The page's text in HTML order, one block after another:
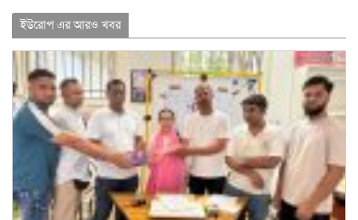
ইউরোপ এর আরও খবর